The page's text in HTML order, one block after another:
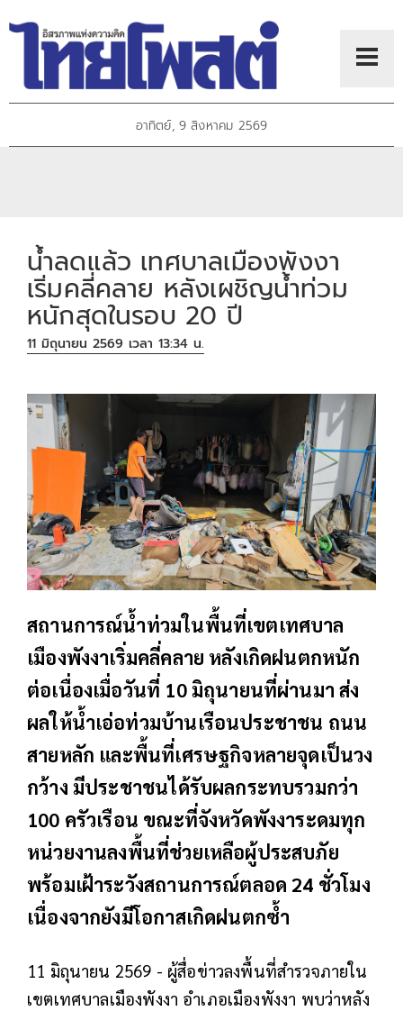
อาทิตย์, 9 สิงหาคม 2569
น้ำลดแล้ว เทศบาลเมืองพังงา
เริ่มคลี่คลาย หลังเผชิญน้ำท่วม
หนักสุดในรอบ 20 ปี
11 มิถุนายน 2569 เวลา 13:34 น.
สถานการณ์น้ำท่วมในพื้นที่เขตเทศบาล
เมืองพังงาเริ่มคลี่คลาย หลังเกิดฝนตกหนัก
ต่อเนื่องเมื่อวันที่ 10 มิถุนายนที่ผ่านมา ส่ง
ผลให้น้ำเอ่อท่วมบ้านเรือนประชาชน ถนน
สายหลัก และพื้นที่เศรษฐกิจหลายจุดเป็นวง
กว้าง มีประชาชนได้รับผลกระทบรวมกว่า
100 ครัวเรือน ขณะที่จังหวัดพังงาระดมทุก
หน่วยงานลงพื้นที่ช่วยเหลือผู้ประสบภัย
พร้อมเฝ้าระวังสถานการณ์ตลอด 24 ชั่วโมง
เนื่องจากยังมีโอกาสเกิดฝนตกซ้ำ
11 มิถุนายน 2569 - ผู้สื่อข่าวลงพื้นที่สำรวจภายใน
เขตเทศบาลเมืองพังงา อำเภอเมืองพังงา พบว่าหลัง